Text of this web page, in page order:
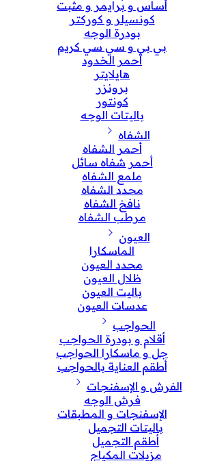
أساس و برايمر و مثبت
كونسيلر و كوركتر
بودرة الوجه
بي بي و سي سي كريم
أحمر الخدود
هايلايتر
برونزر
كونتور
باليتات الوجه
الشفاه
أحمر الشفاه
أحمر شفاه سائل
ملمع الشفاه
محدد الشفاه
نافخ الشفاه
مرطب الشفاه
العيون
الماسكارا
محدد العيون
ظلال العيون
باليت العيون
عدسات العيون
الحواجب
أقلام و بودرة الحواجب
جل و ماسكارا الحواجب
أطقم العناية بالحواجب
الفرش و الإسفنجات
فرش الوجه
الإسفنجات و المطبقات
باليتات التجميل
أطقم التجميل
مزيلات المكياج